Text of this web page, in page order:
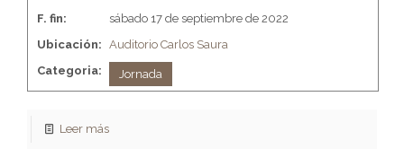
F. fin:
sábado 17 de septiembre de 2022
Ubicación: Auditorio Carlos Saura
Categoria:
Jornada
Leer más